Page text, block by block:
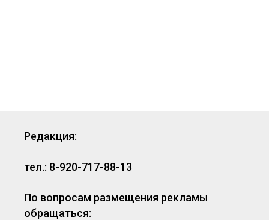
Редакция:
тел.: 8-920-717-88-13
По вопросам размещения рекламы
обращаться: